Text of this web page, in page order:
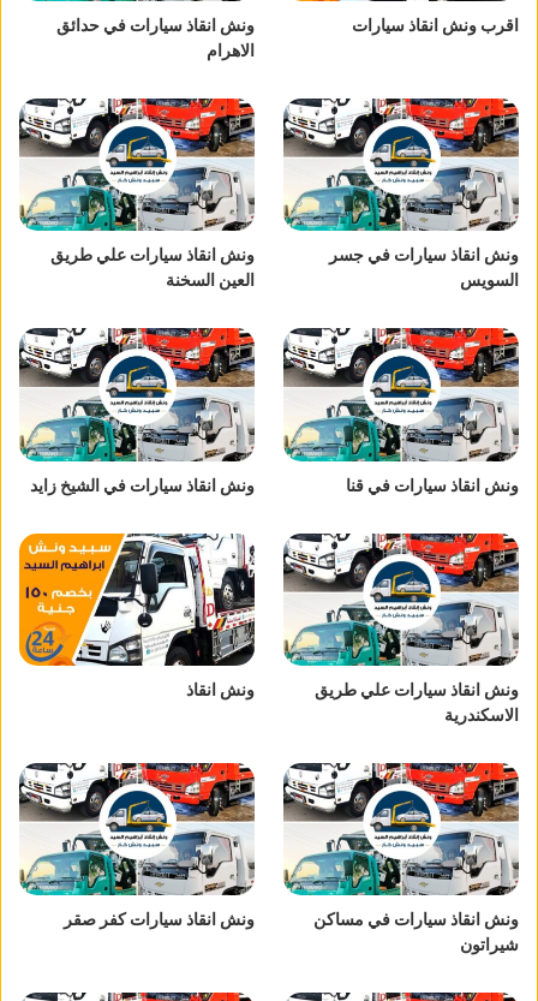
اقرب ونش انقاذ سيارات
ونش انقاذ سيارات في حدائق
الاهرام
ونش انقاذ سيارات في جسر
السويس
ونش انقاذ سيارات علي طريق
العين السخنة
ونش انقاذ سيارات في قنا ونش انقاذ سيارات في الشيخ زايد
ونش انقاذ سيارات علي طريق
الاسكندرية
ونش انقاذ
ونش انقاذ سيارات في مساكن
شيراتون
ونش انقاذ سيارات كفر صقر